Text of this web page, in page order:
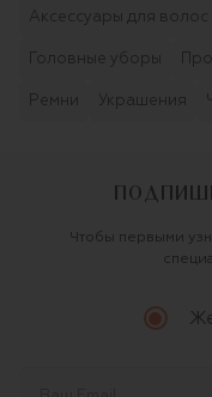
Аксессуары для волос
Головные уборы
Ремни Украшения
Чтобы первыми